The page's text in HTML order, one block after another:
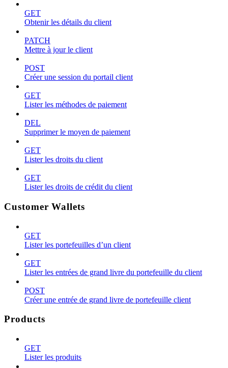
GET
Obtenir les détails du client
PATCH
Mettre à jour le client
POST
Créer une session du portail client
GET
Lister les méthodes de paiement
DEL
Supprimer le moyen de paiement
GET
Lister les droits du client
GET
Lister les droits de crédit du client
Customer Wallets
GET
Lister les portefeuilles d’un client
GET
Lister les entrées de grand livre du portefeuille du client
POST
Créer une entrée de grand livre de portefeuille client
Products
GET
Lister les produits